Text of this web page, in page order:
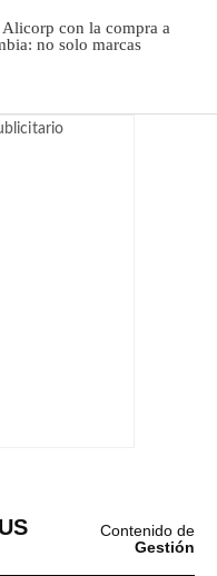
con la compra a
no solo marcas
Contenido de
Gestión